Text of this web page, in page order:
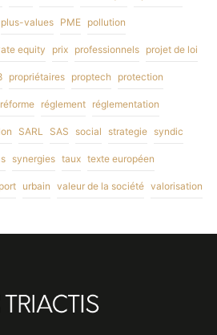
plus-values PME pollution
equity prix professionnels projet de loi
propriétaires proptech protection
réforme réglement réglementation
SARL SAS social strategie syndic
synergies taux texte européen
urbain valeur de la société valorisation